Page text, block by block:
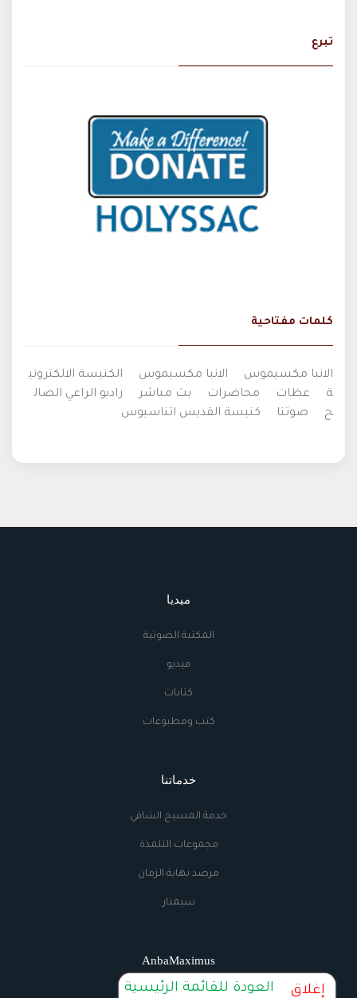
تبرع
كلمات مفتاحية
الانبا مكسيموس الانبا مكسيموس
الكنيسة الالكتروني
ة
عظات محاضرات بث مباشر
راديو الراعي الصال
ح
صوتنا كنيسة القديس اثناسيوس
ميديا
المكتبة الصوتية
فيديو
كتابات
كتب ومطبوعات
خدماتنا
خدمة المسيح الشافي
مجموعات التلمذة
مرصد نهاية الزمان
سيمنار
AnbaMaximus
إغلاق العودة للقائمة الرئيسية